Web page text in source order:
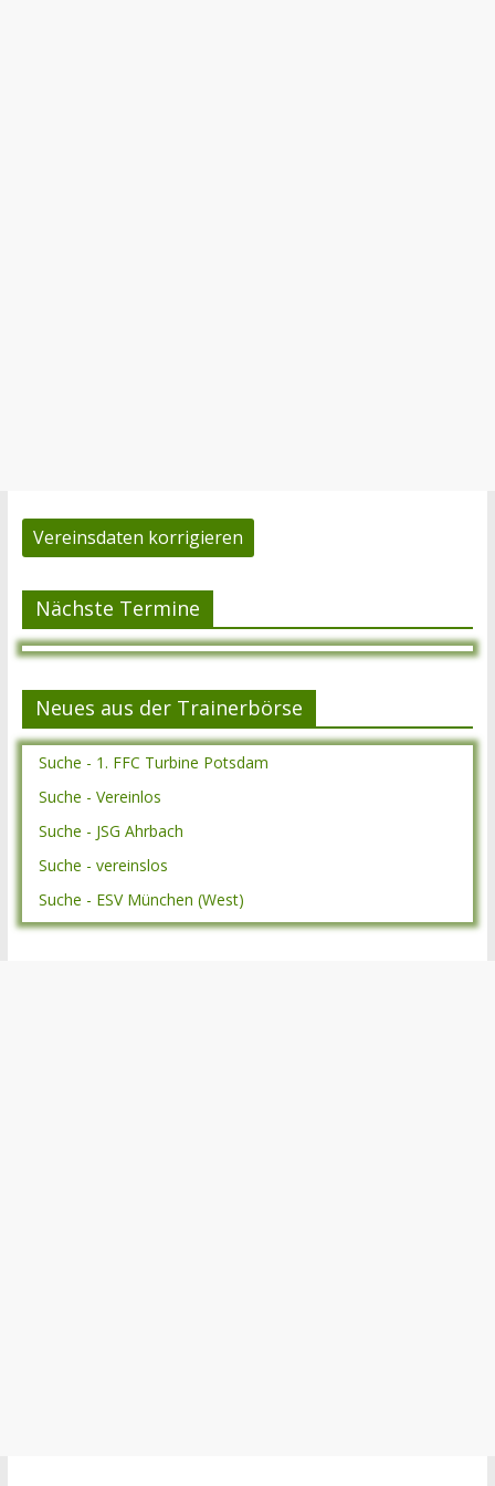
Vereinsdaten korrigieren
Nächste Termine
Neues aus der Trainerbörse
Suche - 1. FFC Turbine Potsdam
Suche - Vereinlos
Suche - JSG Ahrbach
Suche - vereinslos
Suche - ESV München (West)